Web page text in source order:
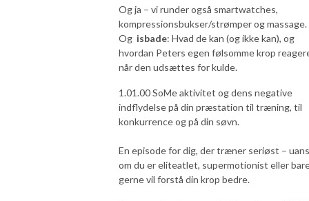
Og ja – vi runder også smartwatches,
kompressionsbukser/strømper og massage.
Og isbade: Hvad de kan (og ikke kan), og
hvordan Peters egen følsomme krop
når den udsættes for kulde.
1.01.00 SoMe aktivitet og dens negative
indflydelse på din præstation til træning, til
konkurrence og på din søvn.
En episode for dig, der træner seriøst –
om du er eliteatlet, supermotionist eller
gerne vil forstå din krop bedre.